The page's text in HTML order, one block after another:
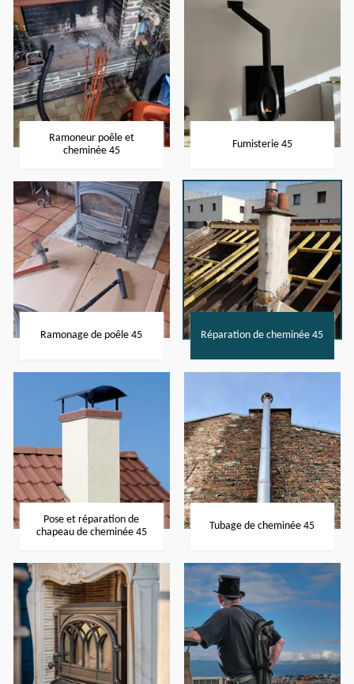
Ramoneur poêle et
cheminée 45
Fumisterie 45
Ramonage de poêle 45 Réparation de cheminée 45
Pose et réparation de
chapeau de cheminée 45
Tubage de cheminée 45